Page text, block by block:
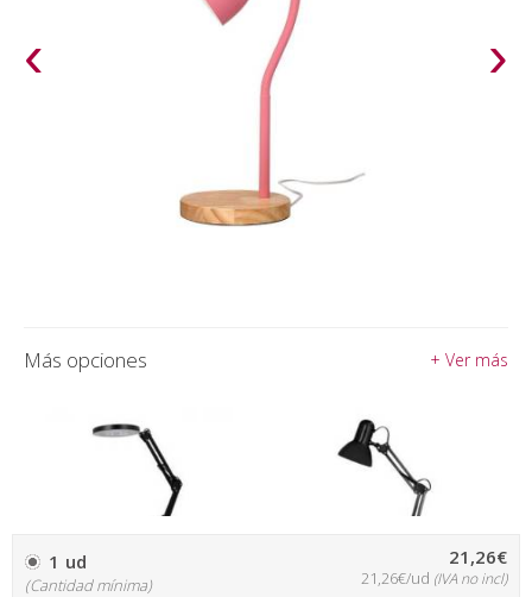
‹ ›
Más opciones + Ver más
1 ud
(Cantidad mínima)
21,26€
21,26€/ud (IVA no incl)